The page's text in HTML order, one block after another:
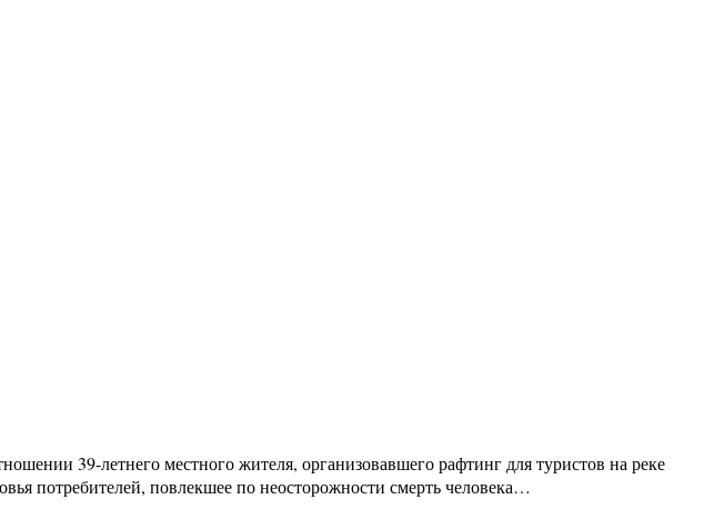
39-летнего местного жителя, организовавшего рафтинг для туристов на реке
потребителей, повлекшее по неосторожности смерть человека…